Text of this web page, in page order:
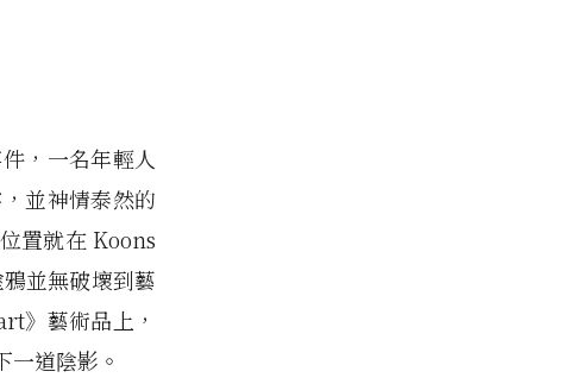
，一名年輕人
並神情泰然的
置就在 Koons
並無破壞到藝
》藝術品上，
道陰影。